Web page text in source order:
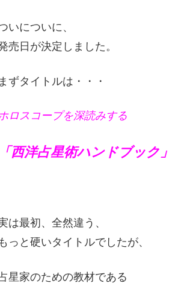
いについに、
売日が決定しました。
まずタイトルは・・・
ロスコープを深読みする
「西洋占星術ハンドブック」
は最初、全然違う、
もっと硬いタイトルでしたが、
星家のための教材である